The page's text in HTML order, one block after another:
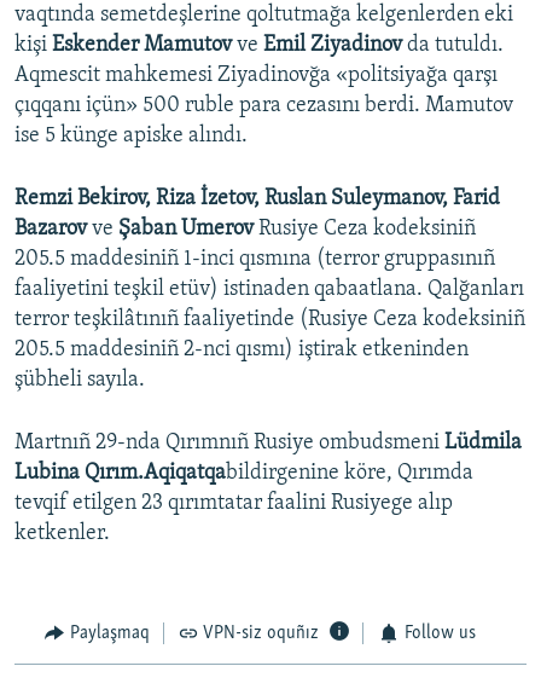
vaqtında semetdeşlerine qoltutmağa kelgenlerden eki
kişi Eskender Mamutovve Emil Ziyadinovda tutuldı.
Aqmescit mahkemesi Ziyadinovğa «politsiyağa qarşı
çıqqanı içün» 500 ruble para cezasını berdi. Mamutov
ise 5 künge apiske alındı.
Remzi Bekirov, Riza İzetov, Ruslan Suleymanov, Farid
Bazarovve Şaban UmerovRusiye Ceza kodeksiniñ
205.5 maddesiniñ 1-inci qısmına (terror gruppasınıñ
faaliyetini teşkil etüv) istinaden qabaatlana. Qalğanları
terror teşkilâtınıñ faaliyetinde (Rusiye Ceza kodeksiniñ
205.5 maddesiniñ 2-nci qısmı) iştirak etkeninden
şübheli sayıla.
Martnıñ 29-nda Qırımnıñ Rusiye ombudsmeni Lüdmila
Lubina Qırım.Aqiqatqabildirgenine köre, Qırımda
tevqif etilgen 23 qırımtatar faalini Rusiyege alıp
ketkenler.
Paylaşmaq VPN-siz oquñız Follow us